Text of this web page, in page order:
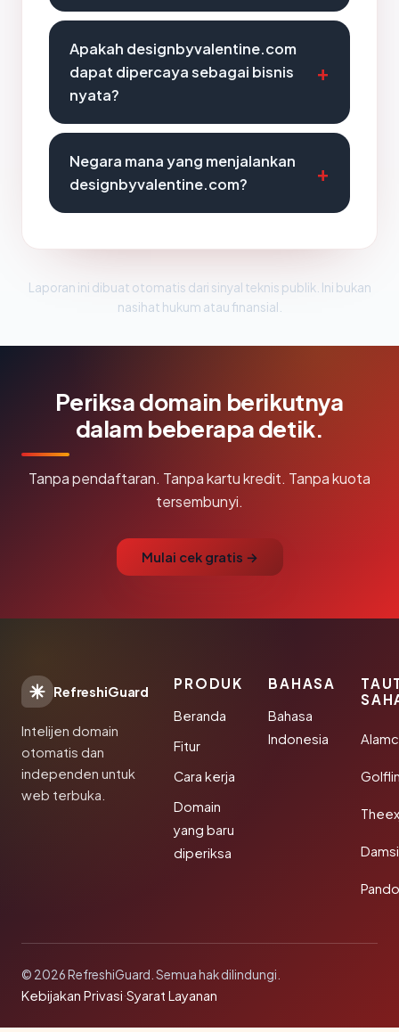
Apakah designbyvalentine.com
dapat dipercaya sebagai bisnis
nyata?
Negara mana yang menjalankan
designbyvalentine.com?
Laporan ini dibuat otomatis dari sinyal teknis publik. Ini bukan
nasihat hukum atau finansial.
Periksa domain berikutnya
dalam beberapa detik.
Tanpa pendaftaran. Tanpa kartu kredit. Tanpa kuota
tersembunyi.
Mulai cek gratis →
RefreshiGuard
Intelijen domain
otomatis dan
independen untuk
web terbuka.
PRODUK
Beranda
Fitur
Cara kerja
Domain
yang baru
diperiksa
BAHASA
Bahasa
Indonesia
© 2026 RefreshiGuard. Semua hak dilindungi.
Kebijakan Privasi·Syarat Layanan